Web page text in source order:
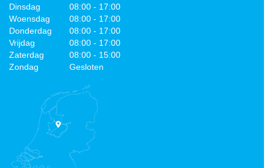
Dinsdag
08:00 - 17:00
Woensdag
08:00 - 17:00
Donderdag
08:00 - 17:00
Vrijdag
08:00 - 17:00
Zaterdag
08:00 - 15:00
Zondag
Gesloten